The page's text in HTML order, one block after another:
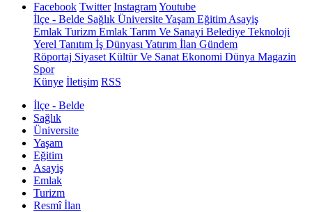
Facebook Twitter InstagramYoutube
İlçe - Belde Sağlık ÜniversiteYaşam Eğitim Asayiş
Emlak Turizm Emlak Tarım Ve Sanayi Belediye Teknoloji
Yerel Tanıtım İş Dünyası Yatırım İlan Gündem
Röportaj Siyaset Kültür Ve Sanat Ekonomi Dünya Magazin
Spor
Künye İletişim RSS
İlçe - Belde
Sağlık
Üniversite
Yaşam
Eğitim
Asayiş
Emlak
Turizm
Resmî İlan